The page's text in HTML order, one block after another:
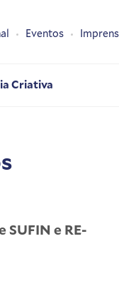
Criativa
Eventos
e RE-